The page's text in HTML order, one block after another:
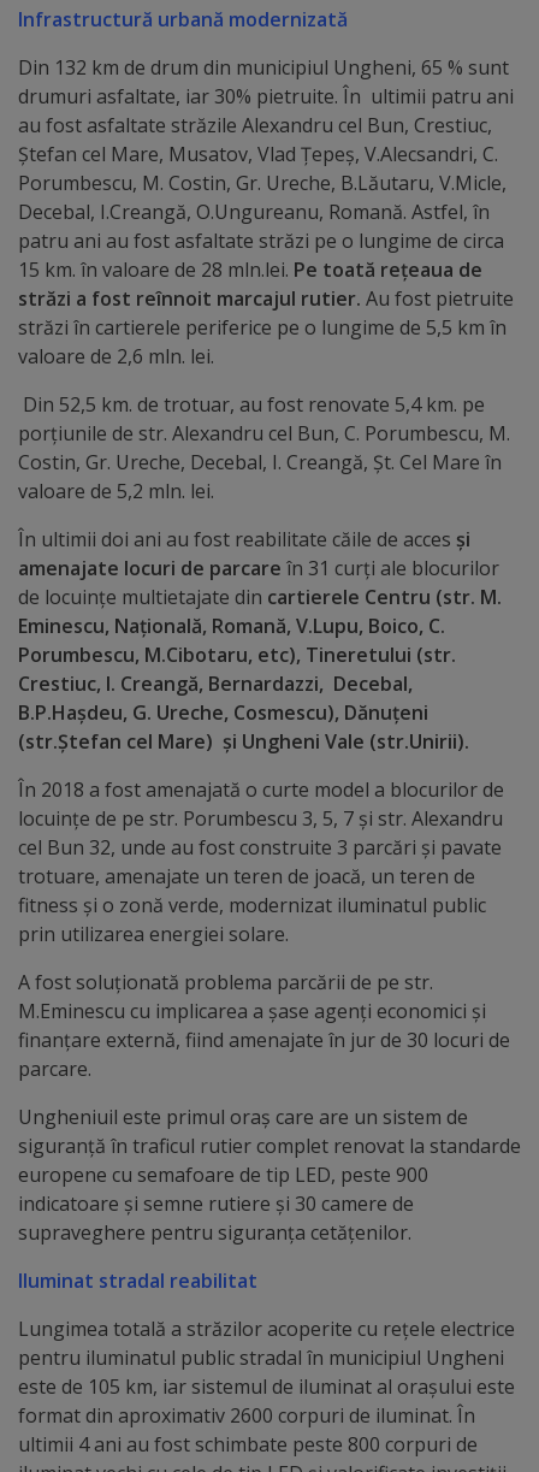
turistic
Obiective
turistice
Sculpturi
(harta
sculpturilor)
Monumente
Personalități
marcante
Sportivi
de
performanță
Orașul
în
imagini
Galerie
video
foto
Administrație
Primărie
Primar
Viceprimari
Organigrama
Aparatul
primăriei
Infrastructură urbană modernizată
Din 132 km de drum din municipiul Ungheni, 65 % sunt
drumuri asfaltate, iar 30% pietruite. În ultimii patru ani
au fost asfaltate străzile Alexandru cel Bun, Crestiuc,
Ștefan cel Mare, Musatov, Vlad Țepeș, V.Alecsandri, C.
Porumbescu, M. Costin, Gr. Ureche, B.Lăutaru, V.Micle,
Decebal, I.Creangă, O.Ungureanu, Romană. Astfel, în
patru ani au fost asfaltate străzi pe o lungime de circa
15 km. în valoare de 28 mln.lei. Pe toată rețeaua de
străzi a fost reînnoit marcajul rutier. Au fost pietruite
străzi în cartierele periferice pe o lungime de 5,5 km în
valoare de 2,6 mln. lei.
Din 52,5 km. de trotuar, au fost renovate 5,4 km. pe
porțiunile de str. Alexandru cel Bun, C. Porumbescu, M.
Costin, Gr. Ureche, Decebal, I. Creangă, Șt. Cel Mare în
valoare de 5,2 mln. lei.
În ultimii doi ani au fost reabilitate căile de acces și
amenajate locuri de parcare în 31 curți ale blocurilor
de locuințe multietajate din cartierele Centru (str. M.
Eminescu, Națională, Romană, V.Lupu, Boico, C.
Porumbescu, M.Cibotaru, etc), Tineretului (str.
Crestiuc, I. Creangă, Bernardazzi, Decebal,
B.P.Hașdeu, G. Ureche, Cosmescu), Dănuțeni
(str.Ștefan cel Mare) și Ungheni Vale (str.Unirii).
În 2018 a fost amenajată o curte model a blocurilor de
locuințe de pe str. Porumbescu 3, 5, 7 și str. Alexandru
cel Bun 32, unde au fost construite 3 parcări și pavate
trotuare, amenajate un teren de joacă, un teren de
fitness și o zonă verde, modernizat iluminatul public
prin utilizarea energiei solare.
A fost soluționată problema parcării de pe str.
M.Eminescu cu implicarea a șase agenți economici și
finanțare externă, fiind amenajate în jur de 30 locuri de
parcare.
Ungheniuil este primul oraș care are un sistem de
siguranță în traficul rutier complet renovat la standarde
europene cu semafoare de tip LED, peste 900
indicatoare și semne rutiere și 30 camere de
supraveghere pentru siguranța cetățenilor.
Iluminat stradal reabilitat
Lungimea totală a străzilor acoperite cu rețele electrice
pentru iluminatul public stradal în municipiul Ungheni
este de 105 km, iar sistemul de iluminat al orașului este
format din aproximativ 2600 corpuri de iluminat. În
ultimii 4 ani au fost schimbate peste 800 corpuri de